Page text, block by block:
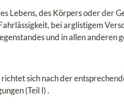
Lebens, des Körpers oder der
bei arglistigem
und in allen anderen
sich nach der
(Teil I) .